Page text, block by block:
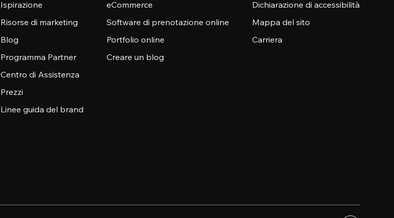
Ispirazione
Risorse di marketing
Blog
Programma Partner
Centro di Assistenza
Prezzi
Linee guida del brand
eCommerce
Software di prenotazione online
Portfolio online
Creare un blog
Dichiarazione di accessibilità
Mappa del sito
Carriera